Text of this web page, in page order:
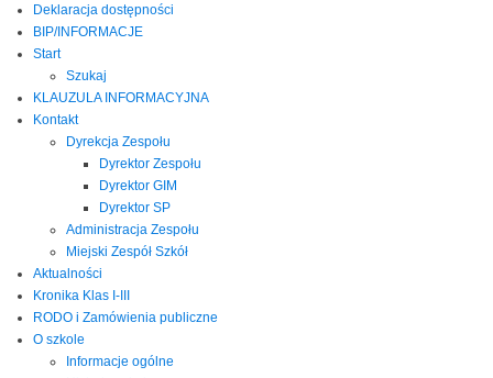
Deklaracja dostępności
BIP/INFORMACJE
Start
Szukaj
KLAUZULA INFORMACYJNA
Kontakt
Dyrekcja Zespołu
Dyrektor Zespołu
Dyrektor GIM
Dyrektor SP
Administracja Zespołu
Miejski Zespół Szkół
Aktualności
Kronika Klas I-III
RODO i Zamówienia publiczne
O szkole
Informacje ogólne